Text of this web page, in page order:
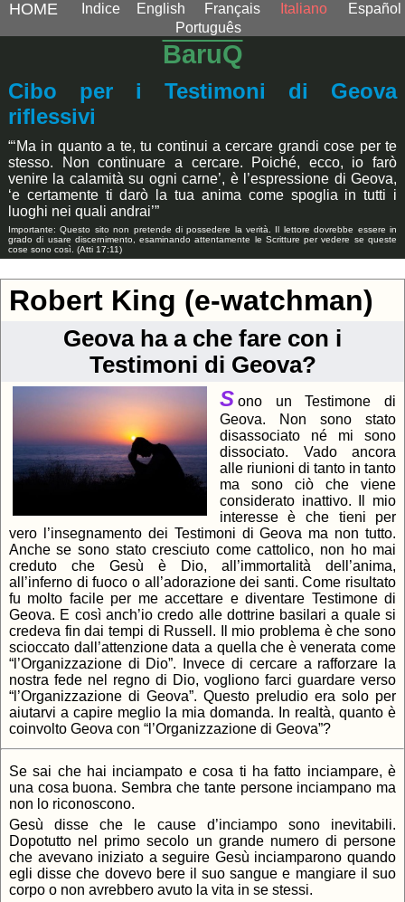
HOME Indice English Français Italiano
Español
Português
BaruQ
Cibo per i Testimoni di Geova
riflessivi
“‘Ma in quanto a te, tu continui a cercare grandi cose per te
stesso. Non continuare a cercare. Poiché, ecco, io farò
venire la calamità su ogni carne’, è l’espressione di Geova,
‘e certamente ti darò la tua anima come spoglia in tutti i
luoghi nei quali andrai’”
Importante: Questo sito non pretende di possedere la verità. Il lettore dovrebbe essere in
grado di usare discernimento, esaminando attentamente le Scritture per vedere se queste
cose sono così. (Atti 17:11)
Robert King (e-watchman)
Geova ha a che fare con i
Testimoni di Geova?
S ono un Testimone di
Geova. Non sono stato
disassociato né mi sono
dissociato. Vado ancora
alle riunioni di tanto in tanto
ma sono ciò che viene
considerato inattivo. Il mio
interesse è che tieni per
vero l’insegnamento dei Testimoni di Geova ma non tutto.
Anche se sono stato cresciuto come cattolico, non ho mai
creduto che Gesù è Dio, all’immortalità dell’anima,
all’inferno di fuoco o all’adorazione dei santi. Come risultato
fu molto facile per me accettare e diventare Testimone di
Geova. E così anch’io credo alle dottrine basilari a quale si
credeva fin dai tempi di Russell. Il mio problema è che sono
scioccato dall’attenzione data a quella che è venerata come
“l’Organizzazione di Dio”. Invece di cercare a rafforzare la
nostra fede nel regno di Dio, vogliono farci guardare verso
“l’Organizzazione di Geova”. Questo preludio era solo per
aiutarvi a capire meglio la mia domanda. In realtà, quanto è
coinvolto Geova con “l’Organizzazione di Geova”?
Se sai che hai inciampato e cosa ti ha fatto inciampare, è
una cosa buona. Sembra che tante persone inciampano ma
non lo riconoscono.
Gesù disse che le cause d’inciampo sono inevitabili.
Dopotutto nel primo secolo un grande numero di persone
che avevano iniziato a seguire Gesù inciamparono quando
egli disse che dovevo bere il suo sangue e mangiare il suo
corpo o non avrebbero avuto la vita in se stessi.